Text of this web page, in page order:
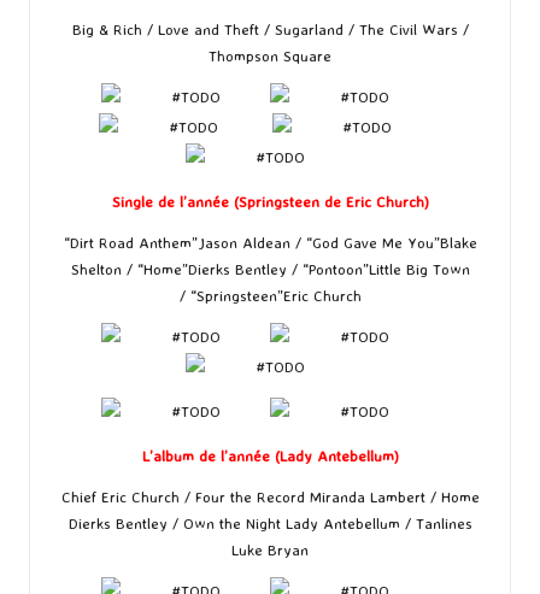
Big & Rich / Love and Theft / Sugarland / The Civil Wars /
Thompson Square
Single de l’année (Springsteen de Eric Church)
“Dirt Road Anthem”Jason Aldean / “God Gave Me You”Blake
Shelton / “Home”Dierks Bentley / “Pontoon”Little Big Town
/ “Springsteen”Eric Church
L’album de l’année (Lady Antebellum)
Chief Eric Church / Four the Record Miranda Lambert / Home
Dierks Bentley / Own the Night Lady Antebellum / Tanlines
Luke Bryan